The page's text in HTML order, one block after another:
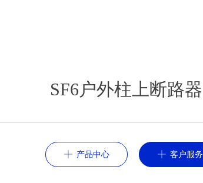
SF6户外柱上断路器
ꀸ 产品中心 ꀸ 客户服务